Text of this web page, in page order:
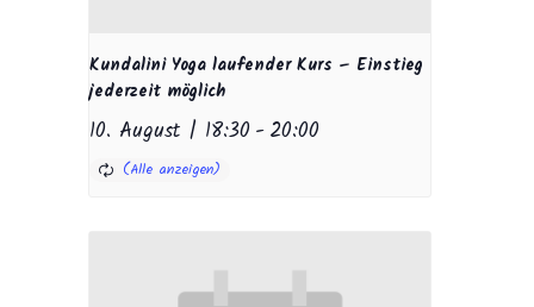
Kundalini Yoga laufender Kurs – Einstieg
jederzeit möglich
10. August | 18:30 -20:00